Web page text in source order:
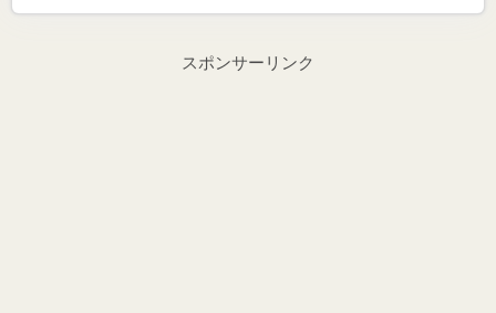
スポンサーリンク